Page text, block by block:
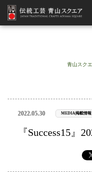
青山スク
2022.05.30 MEDIA掲載情報
『Success15』